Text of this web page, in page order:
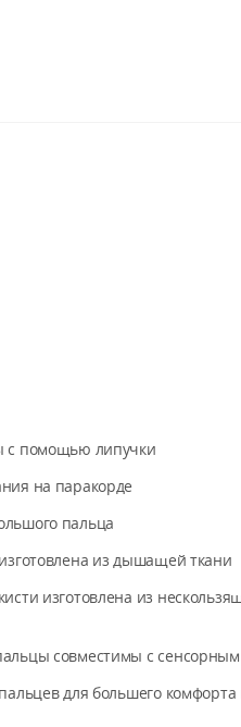
с помощью липучки
на паракорде
пальца
из дышащей ткани
изготовлена из
совместимы с
для большего